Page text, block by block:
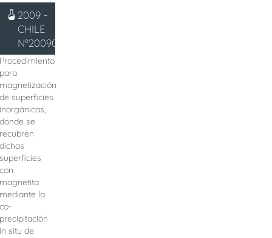
2009 -
CHILE
Nº200902229
Procedimiento
para
magnetización
de superficies
inorgánicas,
donde se
recubren
dichas
superficies
con
magnetita
mediante la
co-
precipitación
in situ de